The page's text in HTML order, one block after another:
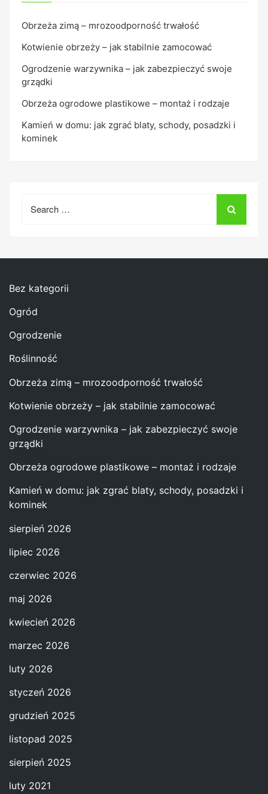
Obrzeża zimą – mrozoodporność trwałość
Kotwienie obrzeży – jak stabilnie zamocować
Ogrodzenie warzywnika – jak zabezpieczyć swoje
grządki
Obrzeża ogrodowe plastikowe – montaż i rodzaje
Kamień w domu: jak zgrać blaty, schody, posadzki i
kominek
for:
Bez kategorii
Ogród
Ogrodzenie
Roślinność
Obrzeża zimą – mrozoodporność trwałość
Kotwienie obrzeży – jak stabilnie zamocować
Ogrodzenie warzywnika – jak zabezpieczyć swoje
grządki
Obrzeża ogrodowe plastikowe – montaż i rodzaje
Kamień w domu: jak zgrać blaty, schody, posadzki i
kominek
sierpień 2026
lipiec 2026
czerwiec 2026
maj 2026
kwiecień 2026
marzec 2026
luty 2026
styczeń 2026
grudzień 2025
listopad 2025
sierpień 2025
luty 2021